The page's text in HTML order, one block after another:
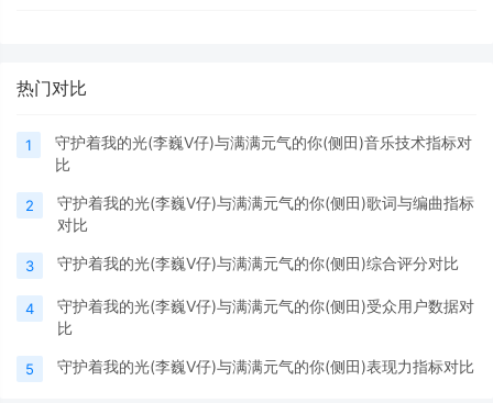
热门对比
1
守护着我的光(李巍V仔)与满满元气的你(侧田)音乐技术指标对
比
2
守护着我的光(李巍V仔)与满满元气的你(侧田)歌词与编曲指标
对比
3 守护着我的光(李巍V仔)与满满元气的你(侧田)综合评分对比
4
守护着我的光(李巍V仔)与满满元气的你(侧田)受众用户数据对
比
5 守护着我的光(李巍V仔)与满满元气的你(侧田)表现力指标对比